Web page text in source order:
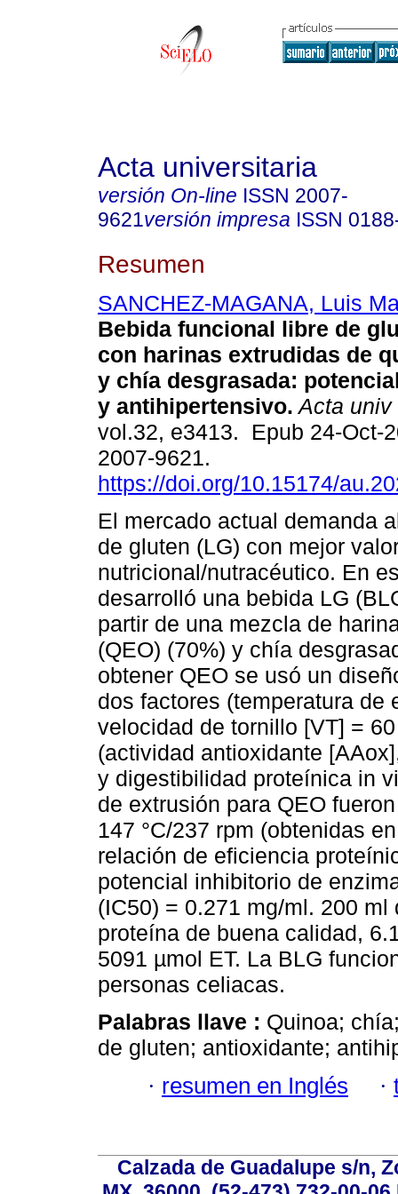
Acta universitaria
versión On-line ISSN 2007-
9621versión impresa ISSN
Resumen
SANCHEZ-MAGANA, Luis
Bebida funcional libre de
con harinas extrudidas de
y chía desgrasada:
y antihipertensivo. Acta univ
vol.32, e3413. Epub 24-Oct-
2007-9621.
https://doi.org/10.15174/
El mercado actual demanda
de gluten (LG) con mejor
nutricional/nutracéutico. En
desarrolló una bebida LG
partir de una mezcla de
(QEO) (70%) y chía
obtener QEO se usó un
dos factores (temperatura de
velocidad de tornillo [VT] =
(actividad antioxidante
y digestibilidad proteínica in
de extrusión para QEO
147 °C/237 rpm (obtenidas
relación de eficiencia
potencial inhibitorio de
(IC50) = 0.271 mg/ml. 200
proteína de buena calidad,
5091 µmol ET. La BLG
personas celiacas.
Palabras llave : Quinoa;
de gluten; antioxidante;
· resumen en Inglés ·
Calzada de Guadalupe s/n,